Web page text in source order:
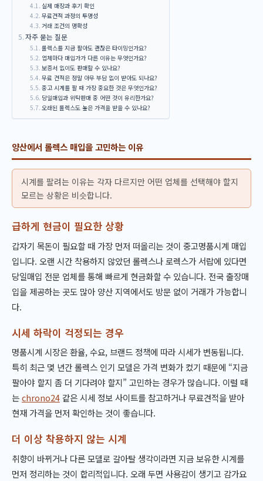
실제 매장과 후기 확인
무료견적 과정의 투명성
거래 조건의 명확성
자주 묻는 질문
롤렉스를 지금 팔아도 괜찮은 타이밍인가요?
업체마다 매입가가 다른 이유는 무엇인가요?
보증서 없이도 판매할 수 있나요?
무료 견적은 정말 아무 부담 없이 받아도 되나요?
중고 시계를 팔 때 가장 중요한 것은 무엇인가요?
당일매입과 위탁판매 중 어떤 것이 유리한가요?
오래된 롤렉스도 높은 가격을 받을 수 있나요?
양산에서 롤렉스 매입을 고민하는 이유
시계를 팔려는 이유는 각자 다르지만 어떤 업체를 선택해야 할지
모르는 상황은 비슷합니다.
급하게 현금이 필요한 상황
갑자기 목돈이 필요할 때 가장 먼저 떠올리는 것이 중고명품시계 매입
입니다. 오랜 시간 착용하지 않았던 롤렉스나 로렉스가 서랍에 있다면
당일매입 전문 업체를 통해 빠르게 현금화할 수 있습니다. 전국 출장매
입을 제공하는 곳도 많아 양산 지역에서도 방문 없이 거래가 가능합니
다.
시세 하락이 걱정되는 경우
명품시계 시장은 환율, 수요, 브랜드 정책에 따라 시세가 변동됩니다.
특히 최근 몇 년간 롤렉스 인기 모델은 가격 변화가 컸기 때문에 “지금
팔아야 할지 좀 더 기다려야 할지” 고민하는 경우가 많습니다. 이럴 때
는chrono24같은 시세 정보 사이트를 참고하거나 무료견적을 받아
현재 가격을 먼저 확인하는 것이 좋습니다.
더 이상 착용하지 않는 시계
취향이 바뀌거나 다른 모델로 갈아탈 생각이라면 지금 보유한 시계를
먼저 정리하는 것이 합리적입니다. 오래 두면 사용감이 생기고 감가요